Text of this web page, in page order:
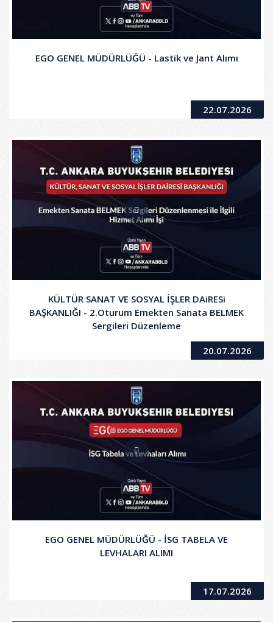
EGO GENEL MÜDÜRLÜĞÜ - Lastik ve Jant Alımı
22.07.2026
KÜLTÜR SANAT VE SOSYAL İŞLER DAiRESi
BAŞKANLIĞI - 2.Oturum Emekten Sanata BELMEK
Sergileri Düzenleme
20.07.2026
EGO GENEL MÜDÜRLÜĞÜ - İSG TABELA VE
LEVHALARI ALIMI
17.07.2026